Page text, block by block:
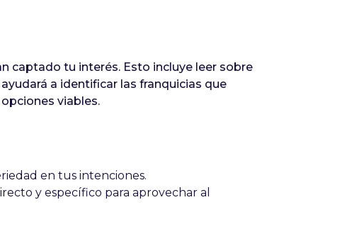
captado tu interés. Esto incluye leer sobre
a identificar las franquicias que
viables.
en tus intenciones.
y específico para aprovechar al